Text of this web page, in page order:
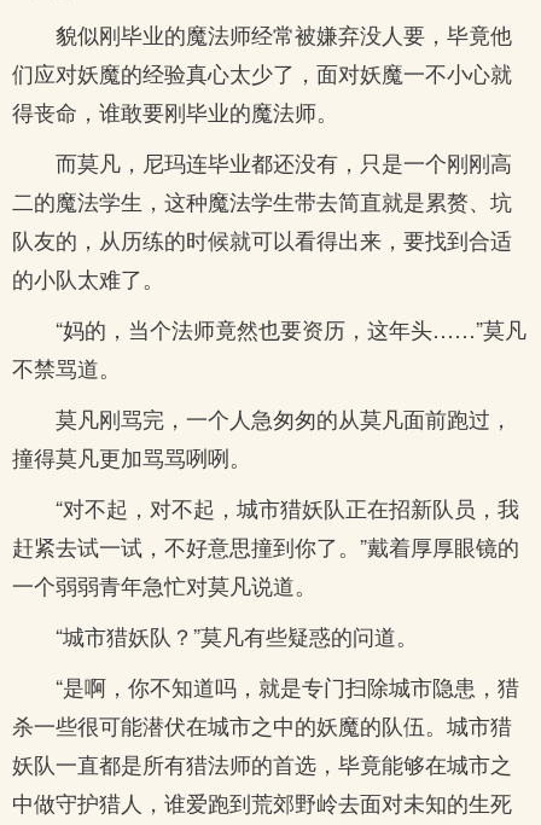
貌似刚毕业的魔法师经常被嫌弃没人要，毕竟他
们应对妖魔的经验真心太少了，面对妖魔一不小心就
得丧命，谁敢要刚毕业的魔法师。
而莫凡，尼玛连毕业都还没有，只是一个刚刚高
二的魔法学生，这种魔法学生带去简直就是累赘、坑
队友的，从历练的时候就可以看得出来，要找到合适
的小队太难了。
“妈的，当个法师竟然也要资历，这年头……”莫凡
不禁骂道。
莫凡刚骂完，一个人急匆匆的从莫凡面前跑过，
撞得莫凡更加骂骂咧咧。
“对不起，对不起，城市猎妖队正在招新队员，我
赶紧去试一试，不好意思撞到你了。”戴着厚厚眼镜的
一个弱弱青年急忙对莫凡说道。
“城市猎妖队？”莫凡有些疑惑的问道。
“是啊，你不知道吗，就是专门扫除城市隐患，猎
杀一些很可能潜伏在城市之中的妖魔的队伍。城市猎
妖队一直都是所有猎法师的首选，毕竟能够在城市之
中做守护猎人，谁爱跑到荒郊野岭去面对未知的生死